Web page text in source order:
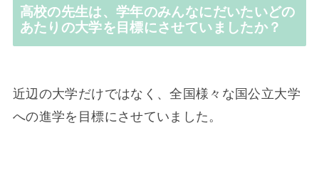
高校の先生は、学年のみんなにだいたいどの
あたりの大学を目標にさせていましたか？
近辺の大学だけではなく、全国様々な国公立大学
への進学を目標にさせていました。